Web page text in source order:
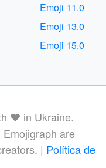
Emoji 11.0
Emoji 13.0
Emoji 15.0
❤️ in Ukraine.
are
| Política de